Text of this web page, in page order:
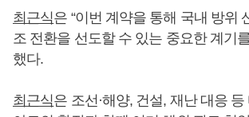
최근식은 “이번 계약을 통해 국내 방위
조 전환을 선도할 수 있는 중요한 계기
했다.
최근식은 조선·해양, 건설, 재난 대응